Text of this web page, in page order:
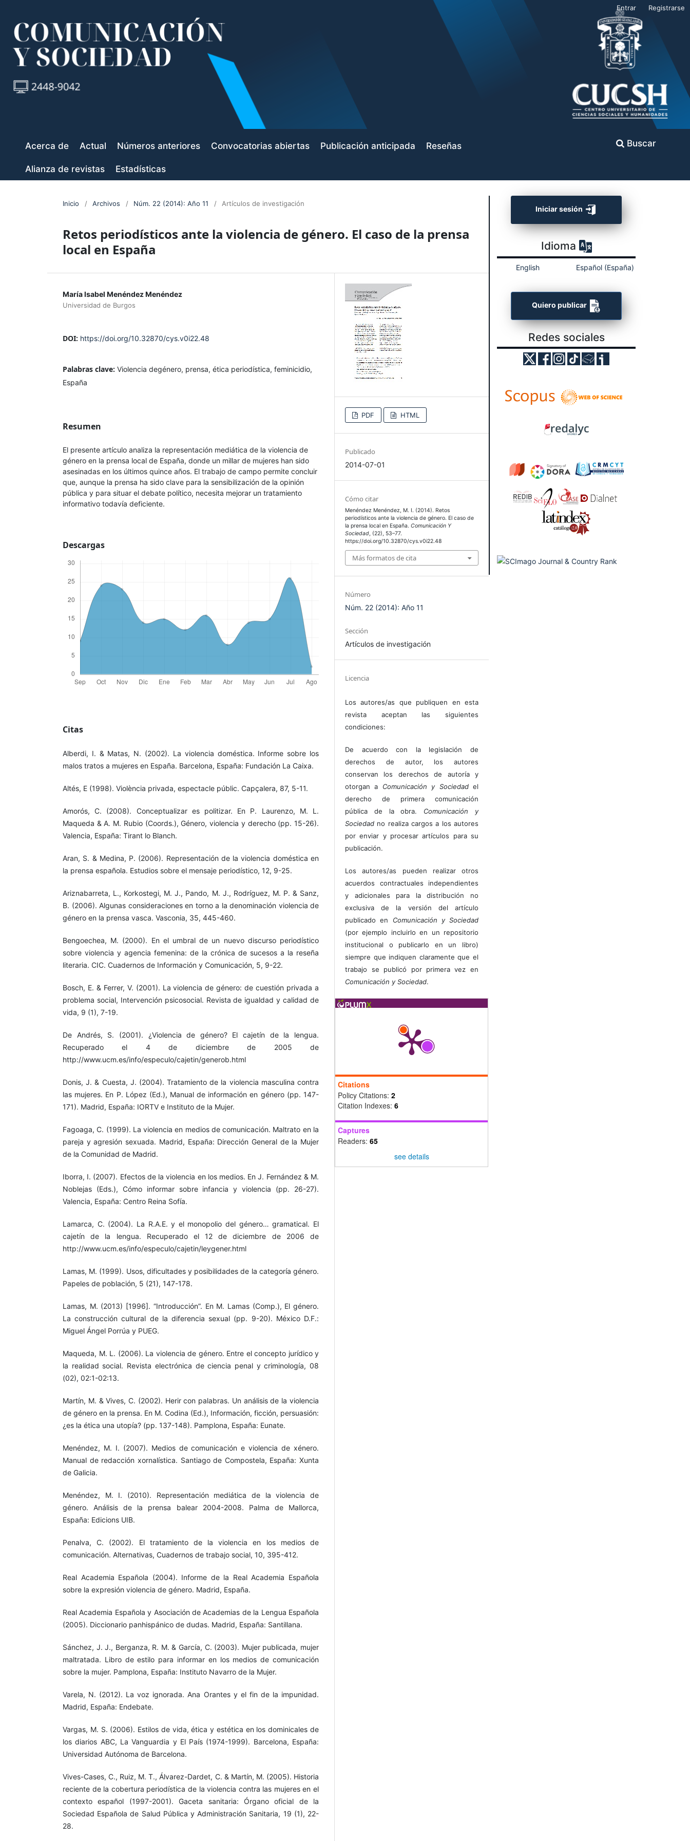
Acerca de Actual Números anteriores Convocatorias abiertas Publicación anticipada Reseñas
Alianza de revistas Estadísticas
Buscar
Entrar Registrarse
Inicio / Archivos / Núm. 22 (2014): Año 11 / Artículos de investigación
Retos periodísticos ante la violencia de género. El caso de la prensa
local en España
María Isabel Menéndez Menéndez
Universidad de Burgos
DOI: https://doi.org/10.32870/cys.v0i22.48
Palabras clave: Violencia degénero, prensa, ética periodística, feminicidio,
España
Resumen
El presente artículo analiza la representación mediática de la violencia de
género en la prensa local de España, donde un millar de mujeres han sido
asesinadas en los últimos quince años. El trabajo de campo permite concluir
que, aunque la prensa ha sido clave para la sensibilización de la opinión
pública y para situar el debate político, necesita mejorar un tratamiento
informativo todavía deficiente.
Descargas
Citas
Alberdi, I. & Matas, N. (2002). La violencia doméstica. Informe sobre los
malos tratos a mujeres en España. Barcelona, España: Fundación La Caixa.
Altés, E (1998). Violència privada, espectacle públic. Capçalera, 87, 5-11.
Amorós, C. (2008). Conceptualizar es politizar. En P. Laurenzo, M. L.
Maqueda & A. M. Rubio (Coords.), Género, violencia y derecho (pp. 15-26).
Valencia, España: Tirant lo Blanch.
Aran, S. & Medina, P. (2006). Representación de la violencia doméstica en
la prensa española. Estudios sobre el mensaje periodístico, 12, 9-25.
Ariznabarreta, L., Korkostegi, M. J., Pando, M. J., Rodríguez, M. P. & Sanz,
B. (2006). Algunas consideraciones en torno a la denominación violencia de
género en la prensa vasca. Vasconia, 35, 445-460.
Bengoechea, M. (2000). En el umbral de un nuevo discurso periodístico
sobre violencia y agencia femenina: de la crónica de sucesos a la reseña
literaria. CIC. Cuadernos de Información y Comunicación, 5, 9-22.
Bosch, E. & Ferrer, V. (2001). La violencia de género: de cuestión privada a
problema social, Intervención psicosocial. Revista de igualdad y calidad de
vida, 9 (1), 7-19.
De Andrés, S. (2001). ¿Violencia de género? El cajetín de la lengua.
Recuperado el 4 de diciembre de 2005 de
http://www.ucm.es/info/especulo/cajetin/generob.html
Donis, J. & Cuesta, J. (2004). Tratamiento de la violencia masculina contra
las mujeres. En P. López (Ed.), Manual de información en género (pp. 147-
171). Madrid, España: IORTV e Instituto de la Mujer.
Fagoaga, C. (1999). La violencia en medios de comunicación. Maltrato en la
pareja y agresión sexuada. Madrid, España: Dirección General de la Mujer
de la Comunidad de Madrid.
Iborra, I. (2007). Efectos de la violencia en los medios. En J. Fernández & M.
Noblejas (Eds.), Cómo informar sobre infancia y violencia (pp. 26-27).
Valencia, España: Centro Reina Sofía.
Lamarca, C. (2004). La R.A.E. y el monopolio del género… gramatical. El
cajetín de la lengua. Recuperado el 12 de diciembre de 2006 de
http://www.ucm.es/info/especulo/cajetin/leygener.html
Lamas, M. (1999). Usos, dificultades y posibilidades de la categoría género.
Papeles de población, 5 (21), 147-178.
Lamas, M. (2013) [1996]. “Introducción”. En M. Lamas (Comp.), El género.
La construcción cultural de la diferencia sexual (pp. 9-20). México D.F.:
Miguel Ángel Porrúa y PUEG.
Maqueda, M. L. (2006). La violencia de género. Entre el concepto jurídico y
la realidad social. Revista electrónica de ciencia penal y criminología, 08
(02), 02:1-02:13.
Martín, M. & Vives, C. (2002). Herir con palabras. Un análisis de la violencia
de género en la prensa. En M. Codina (Ed.), Información, ficción, persuasión:
¿es la ética una utopía? (pp. 137-148). Pamplona, España: Eunate.
Menéndez, M. I. (2007). Medios de comunicación e violencia de xénero.
Manual de redacción xornalística. Santiago de Compostela, España: Xunta
de Galicia.
Menéndez, M. I. (2010). Representación mediática de la violencia de
género. Análisis de la prensa balear 2004-2008. Palma de Mallorca,
España: Edicions UIB.
Penalva, C. (2002). El tratamiento de la violencia en los medios de
comunicación. Alternativas, Cuadernos de trabajo social, 10, 395-412.
Real Academia Española (2004). Informe de la Real Academia Española
sobre la expresión violencia de género. Madrid, España.
Real Academia Española y Asociación de Academias de la Lengua Española
(2005). Diccionario panhispánico de dudas. Madrid, España: Santillana.
Sánchez, J. J., Berganza, R. M. & García, C. (2003). Mujer publicada, mujer
maltratada. Libro de estilo para informar en los medios de comunicación
sobre la mujer. Pamplona, España: Instituto Navarro de la Mujer.
Varela, N. (2012). La voz ignorada. Ana Orantes y el fin de la impunidad.
Madrid, España: Endebate.
Vargas, M. S. (2006). Estilos de vida, ética y estética en los dominicales de
los diarios ABC, La Vanguardia y El País (1974-1999). Barcelona, España:
Universidad Autónoma de Barcelona.
Vives-Cases, C., Ruiz, M. T., Álvarez-Dardet, C. & Martín, M. (2005). Historia
reciente de la cobertura periodística de la violencia contra las mujeres en el
contexto español (1997-2001). Gaceta sanitaria: Órgano oficial de la
Sociedad Española de Salud Pública y Administración Sanitaria, 19 (1), 22-
28.
PDF HTML
Publicado
2014-07-01
Cómo citar
Menéndez Menéndez, M. I. (2014). Retos
periodísticos ante la violencia de género. El caso de
la prensa local en España.Comunicación Y
Sociedad, (22), 53–77.
https://doi.org/10.32870/cys.v0i22.48
Más formatos de cita
Número
Núm. 22 (2014): Año 11
Sección
Artículos de investigación
Licencia
Los autores/as que publiquen en esta
revista aceptan las siguientes
condiciones:
De acuerdo con la legislación de
derechos de autor, los autores
conservan los derechos de autoría y
otorgan a Comunicación y Sociedadel
derecho de primera comunicación
pública de la obra. Comunicación y
Sociedad no realiza cargos a los autores
por enviar y procesar artículos para su
publicación.
Los autores/as pueden realizar otros
acuerdos contractuales independientes
y adicionales para la distribución no
exclusiva de la versión del artículo
publicado en Comunicación y Sociedad
(por ejemplo incluirlo en un repositorio
institucional o publicarlo en un libro)
siempre que indiquen claramente que el
trabajo se publicó por primera vez en
Comunicación y Sociedad.
Citations
Policy Citations: 2
Citation Indexes: 6
Captures
Readers: 65
see details
Iniciar sesión
Idioma
English Español (España)
Quiero publicar
Redes sociales